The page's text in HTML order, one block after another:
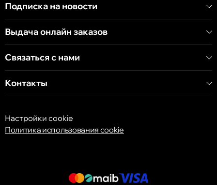
бульвар Дечебал, 139
Подписка на новости
Выдача онлайн заказов
Связаться с нами
Контакты
Настройки cookie
Политика использования cookie